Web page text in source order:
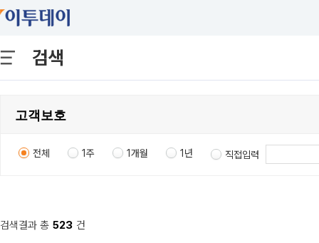
검색
전체 1주 1개월 1년 직접입력
검색결과 총 523 건